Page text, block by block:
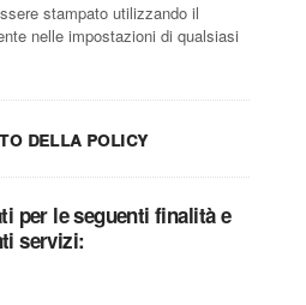
stampato utilizzando il
nelle impostazioni di qualsiasi
della policy
per le seguenti finalità e
servizi: